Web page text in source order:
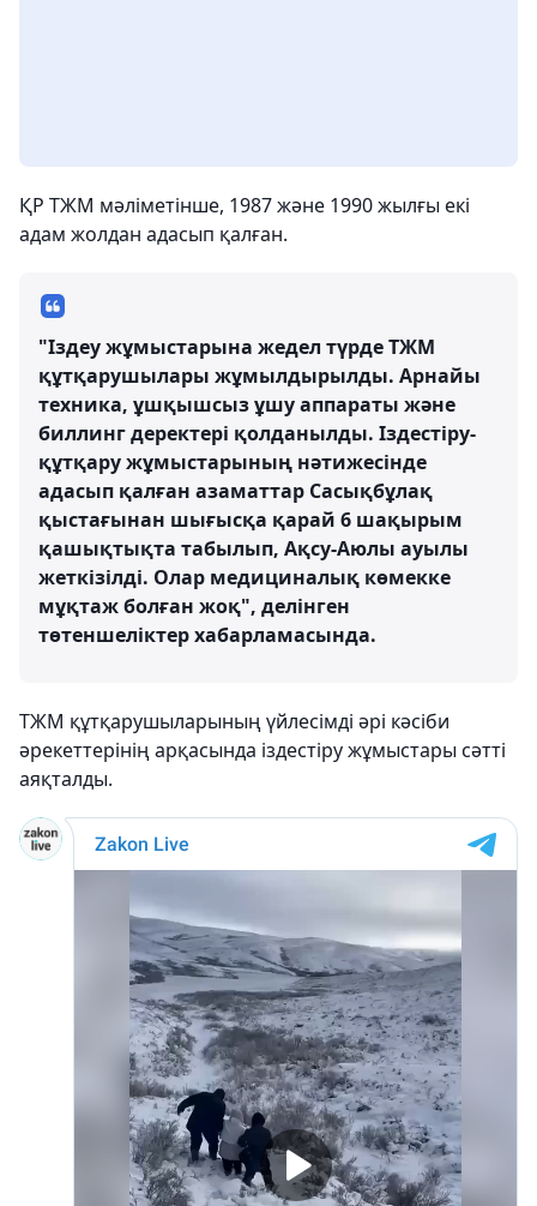
ҚР ТЖМ мәліметінше, 1987 және 1990 жылғы екі
адам жолдан адасып қалған.
"Іздеу жұмыстарына жедел түрде ТЖМ
құтқарушылары жұмылдырылды. Арнайы
техника, ұшқышсыз ұшу аппараты және
биллинг деректері қолданылды. Іздестіру-
құтқару жұмыстарының нәтижесінде
адасып қалған азаматтар Сасықбұлақ
қыстағынан шығысқа қарай 6 шақырым
қашықтықта табылып, Ақсу-Аюлы ауылы
жеткізілді. Олар медициналық көмекке
мұқтаж болған жоқ", делінген
төтеншеліктер хабарламасында.
ТЖМ құтқарушыларының үйлесімді әрі кәсіби
әрекеттерінің арқасында іздестіру жұмыстары сәтті
аяқталды.